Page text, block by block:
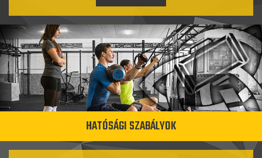
HATÓSÁGI SZABÁLYOK